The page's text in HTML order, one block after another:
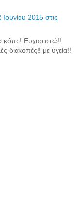
2015 στις
κόπο! Ευχαριστώ!!
διακοπές!! με υγεία!!